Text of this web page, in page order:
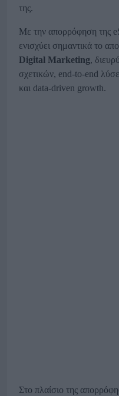
της.
Με την απορρόφηση της
ενισχύει σημαντικά το
Digital Marketing,
σχετικών, end-to-end
και data-driven growth.
Στο πλαίσιο της